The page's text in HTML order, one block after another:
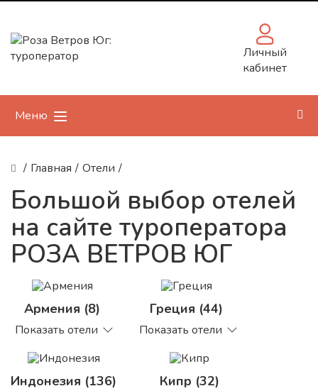
Личный
кабинет
Меню
/ Главная / Отели /
Большой выбор отелей
на сайте туроператора
РОЗА ВЕТРОВ ЮГ
Армения (8)
Показать отели
Греция (44)
Показать отели
Индонезия (136) Кипр (32)